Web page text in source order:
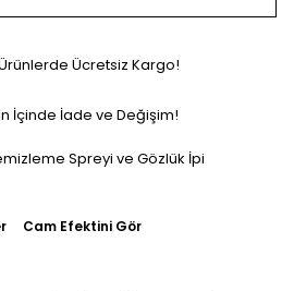
Ücretsiz Kargo!
İçinde İade ve Değişim!
Spreyi ve Gözlük İpi
Cam Efektini Gör